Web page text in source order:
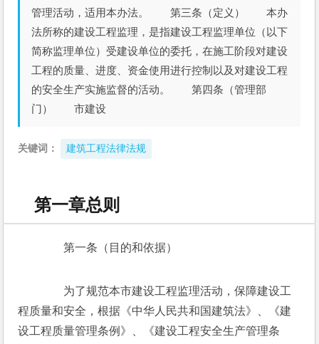
管理活动，适用本办法。 第三条（定义） 本办
法所称的建设工程监理，是指建设工程监理单位（以下
简称监理单位）受建设单位的委托，在施工阶段对建设
工程的质量、进度、资金使用进行控制以及对建设工程
的安全生产实施监督的活动。 第四条（管理部
门） 市建设
关键词： 建筑工程法律法规
第一章总则
第一条（目的和依据）
为了规范本市建设工程监理活动，保障建设工
程质量和安全，根据《中华人民共和国建筑法》、《建
设工程质量管理条例》、《建设工程安全生产管理条